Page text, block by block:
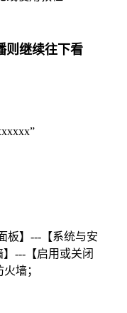
则继续往下看
板】---【系统与安
】---【启用或关闭
墙；